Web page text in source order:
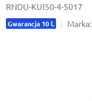
RNDU-KUI50-4-5017
Gwarancja 10 l. Marka: